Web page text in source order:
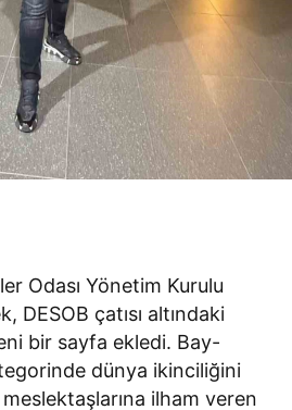
Odası Yönetim Kurulu
DESOB çatısı altındaki
bir sayfa ekledi. Bay-
dünya ikinciliğini
ilham veren